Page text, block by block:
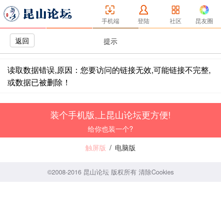
手机端 登陆 社区 昆友圈
返回 提示
读取数据错误,原因：您要访问的链接无效,可能链接不完整,
或数据已被删除！
装个手机版,上昆山论坛更方便!
给你也装一个?
触屏版 / 电脑版
©2008-2016 昆山论坛 版权所有 清除Cookies